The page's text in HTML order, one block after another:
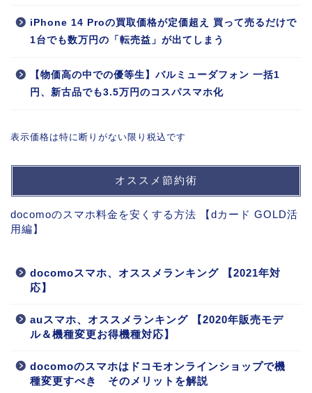
iPhone 14 Proの買取価格が定価超え 買って売るだけで
1台でも数万円の「転売益」が出てしまう
【物価高の中での優等生】バルミューダフォン 一括1
円、新古品でも3.5万円のコスパスマホ化
表示価格は特に断りがない限り税込です
オススメ節約術
docomoのスマホ料金を安くする方法 【dカード GOLD活
用編】
docomoスマホ、オススメランキング 【2021年対
応】
auスマホ、オススメランキング 【2020年販売モデ
ル＆機種変更お得機種対応】
docomoのスマホはドコモオンラインショップで機
種変更すべき そのメリットを解説